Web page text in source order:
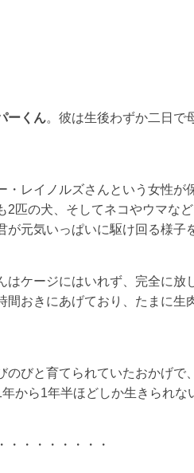
ーくん。彼は生後わずか二日で
・レイノルズさんという女性
2匹の犬、そしてネコやウマな
が元気いっぱいに駆け回る様子
はケージにはいれず、完全に
間おきにあげており、たまに
のびと育てられていたおかげ
から1年半ほどしか生きられ
・・・・・・・・